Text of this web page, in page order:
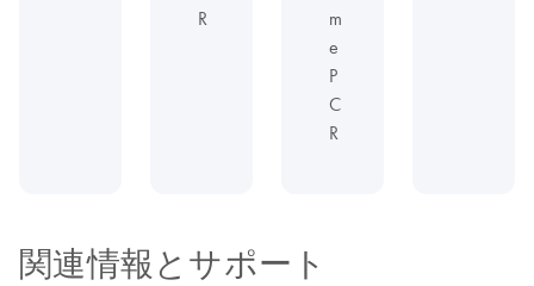
R
m
e
P
C
R
関連情報とサポート